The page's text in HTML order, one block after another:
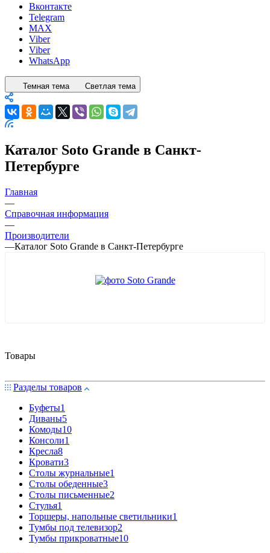
Вконтакте
Telegram
MAX
Viber
Viber
WhatsApp
Темная тема Светлая тема
Каталог Soto Grande в Санкт-
Петербурге
Главная
—
Справочная информация
—
Производители
—Каталог Soto Grande в Санкт-Петербурге
Товары
Разделы товаров
Буфеты1
Диваны5
Комоды10
Консоли1
Кресла8
Кровати3
Столы журнальные1
Столы обеденные3
Столы письменные2
Стулья1
Торшеры, напольные светильники1
Тумбы под телевизор2
Тумбы прикроватные10